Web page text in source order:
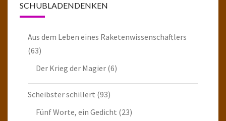
SCHUBLADENDENKEN
Aus dem Leben eines Raketenwissenschaftlers
(63)
Der Krieg der Magier (6)
Scheibster schillert (93)
Fünf Worte, ein Gedicht (23)